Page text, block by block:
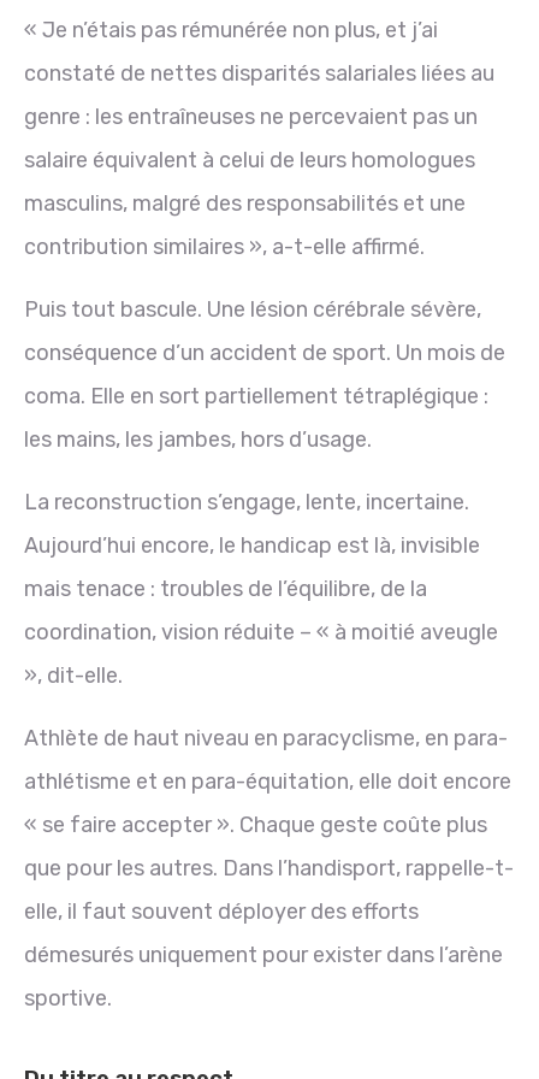
« Je n’étais pas rémunérée non plus, et j’ai
constaté de nettes disparités salariales liées au
genre : les entraîneuses ne percevaient pas un
salaire équivalent à celui de leurs homologues
masculins, malgré des responsabilités et une
contribution similaires », a-t-elle affirmé.
Puis tout bascule. Une lésion cérébrale sévère,
conséquence d’un accident de sport. Un mois de
coma. Elle en sort partiellement tétraplégique :
les mains, les jambes, hors d’usage.
La reconstruction s’engage, lente, incertaine.
Aujourd’hui encore, le handicap est là, invisible
mais tenace : troubles de l’équilibre, de la
coordination, vision réduite – « à moitié aveugle
», dit-elle.
Athlète de haut niveau en paracyclisme, en para-
athlétisme et en para-équitation, elle doit encore
« se faire accepter ». Chaque geste coûte plus
que pour les autres. Dans l’handisport, rappelle-t-
elle, il faut souvent déployer des efforts
démesurés uniquement pour exister dans l’arène
sportive.